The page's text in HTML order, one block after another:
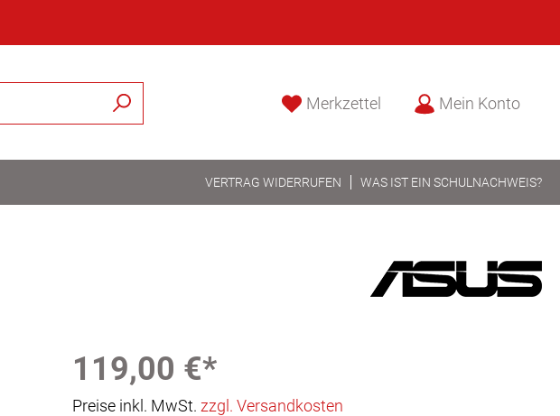
Merkzettel Mein Konto
VERTRAG WIDERRUFEN WAS IST EIN SCHULNACHWEIS?
119,00 €*
Preise inkl. MwSt. zzgl. Versandkosten